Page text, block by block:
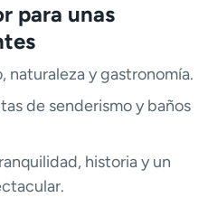
para unas
naturaleza y gastronomía.
de senderismo y baños
historia y un